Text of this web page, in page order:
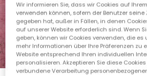
1 2 3 4 5
Wir informieren Sie, dass wir Cookies auf
verwenden können, sofern der Benutzer
gegeben hat, außer in Fällen, in denen
auf unserer Website erforderlich sind. Wenn
geben, können wir Cookies verwenden, die
mehr Informationen über Ihre Präferenzen zu
Website entsprechend Ihren individuellen
personalisieren. Akzeptieren Sie diese
verbundene Verarbeitung